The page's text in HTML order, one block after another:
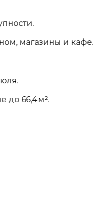
магазины и кафе.
до 66,4 м².